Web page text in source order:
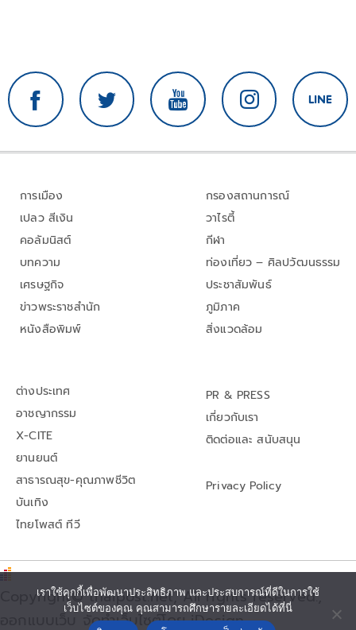
การเมือง
เปลว สีเงิน
คอลัมนิสต์
บทความ
เศรษฐกิจ
ข่าวพระราชสำนัก
หนังสือพิมพ์
กรองสถานการณ์
วาไรตี้
กีฬา
ท่องเที่ยว – ศิลปวัฒนธรรม
ประชาสัมพันธ์
ภูมิภาค
สิ่งแวดล้อม
ต่างประเทศ
อาชญากรรม
X-CITE
ยานยนต์
สาธารณสุข-คุณภาพชีวิต
บันเทิง
ไทยโพสต์ ทีวี
PR & PRESS
เกี่ยวกับเรา
ติดต่อและ สนับสนุน
Privacy Policy
Copyright© thaipost.net, All rights reserved.,
ออกแบบเว็บ จัดทำเว็บไซต์โดย iDesign
เราใช้คุกกี้เพื่อพัฒนาประสิทธิภาพ และประสบการณ์ที่ดีในการใช้
เว็บไซต์ของคุณ คุณสามารถศึกษารายละเอียดได้ที่นี่